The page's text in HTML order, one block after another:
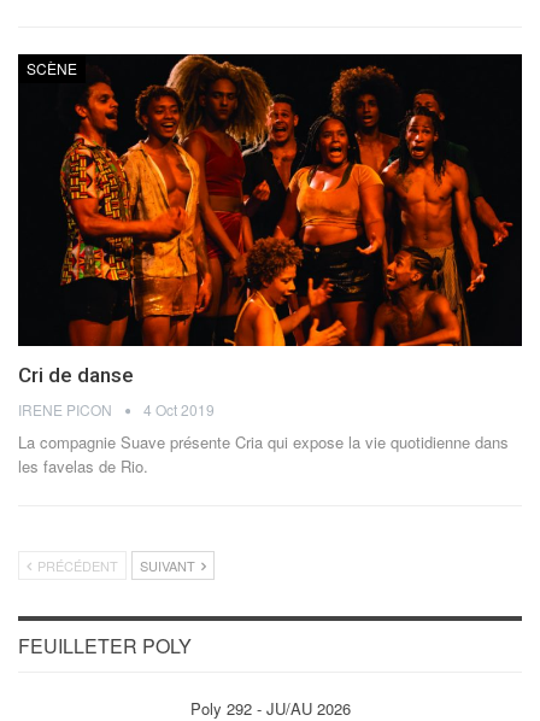
SCÈNE
Cri de danse
IRENE PICON 4 Oct 2019
La compagnie Suave présente Cria qui expose la vie quotidienne dans
les favelas de Rio.
PRÉCÉDENT SUIVANT
FEUILLETER POLY
Poly 292 - JU/AU 2026